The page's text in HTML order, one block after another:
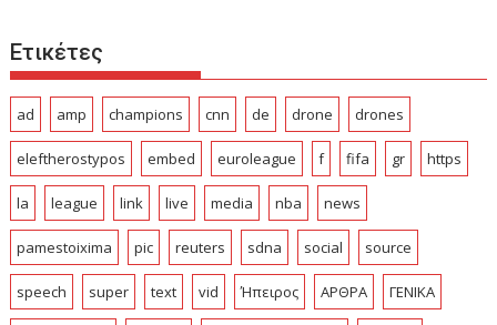
Ετικέτες
ad amp champions cnn de drone drones
eleftherostypos embed euroleague f fifa gr https
la league link live media nba news
pamestoixima pic reuters sdna social source
speech super text vid Ήπειρος ΑΡΘΡΑ ΓΕΝΙΚΑ